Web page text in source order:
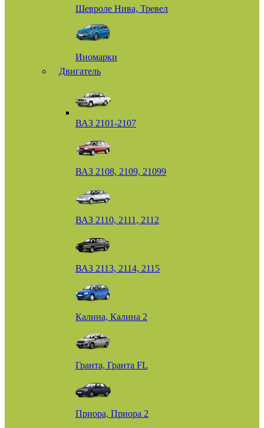
Шевроле Нива, Тревел
Иномарки
Двигатель
ВАЗ 2101-2107
ВАЗ 2108, 2109, 21099
ВАЗ 2110, 2111, 2112
ВАЗ 2113, 2114, 2115
Калина, Калина 2
Гранта, Гранта FL
Приора, Приора 2